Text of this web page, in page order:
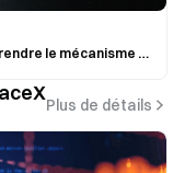
Gate Pre-IPOs lance avec SpaceX : comprendre le mécanisme de souscription et d'investissement de SPCX
Plus de détails